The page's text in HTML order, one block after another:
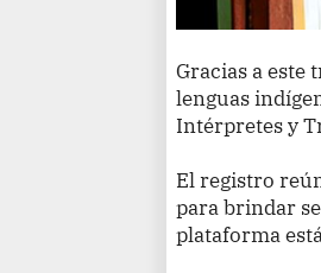
Gracias a este
lenguas
Intérpretes y
El registro
para brindar
plataforma